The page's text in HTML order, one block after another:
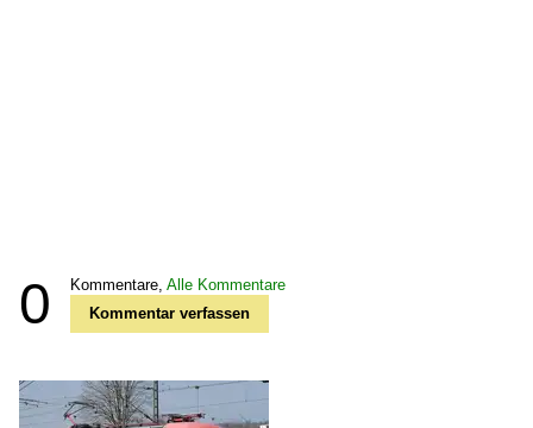
0 Kommentare, Alle Kommentare
Kommentar verfassen